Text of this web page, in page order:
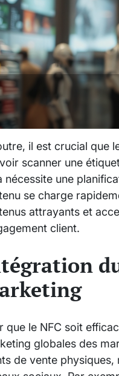
il est crucial que
scanner une
nécessite une
se charge
attrayants et
client.
que le NFC soit
globales des
de vente physiques,